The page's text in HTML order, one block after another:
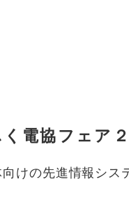
く電協フェア
向けの先進情報シス